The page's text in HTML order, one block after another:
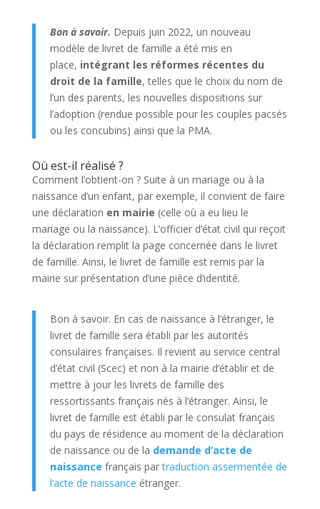
Bon à savoir. Depuis juin 2022, un nouveau
modèle de livret de famille a été mis en
place, intégrant les réformes récentes du
droit de la famille, telles que le choix du nom de
l’un des parents, les nouvelles dispositions sur
l’adoption (rendue possible pour les couples pacsés
ou les concubins) ainsi que la PMA.
Où est-il réalisé ?
Comment l’obtient-on ? Suite à un mariage ou à la
naissance d’un enfant, par exemple, il convient de faire
une déclaration en mairie (celle où a eu lieu le
mariage ou la naissance). L’officier d’état civil qui reçoit
la déclaration remplit la page concernée dans le livret
de famille. Ainsi, le livret de famille est remis par la
mairie sur présentation d’une pièce d’identité.
Bon à savoir. En cas de naissance à l’étranger, le
livret de famille sera établi par les autorités
consulaires françaises. Il revient au service central
d’état civil (Scec) et non à la mairie d’établir et de
mettre à jour les livrets de famille des
ressortissants français nés à l’étranger. Ainsi, le
livret de famille est établi par le consulat français
du pays de résidence au moment de la déclaration
de naissance ou de la demande d’acte de
naissance français partraduction assermentée de
l’acte de naissance étranger.